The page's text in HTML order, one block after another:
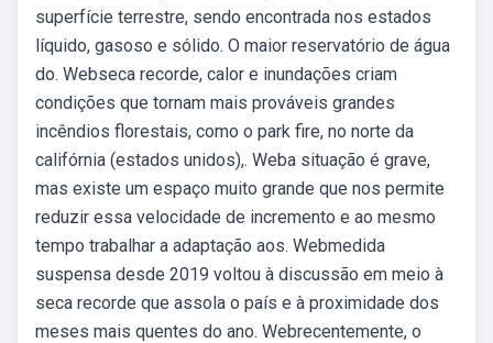
superfície terrestre, sendo encontrada nos estados
líquido, gasoso e sólido. O maior reservatório de água
do. Webseca recorde, calor e inundações criam
condições que tornam mais prováveis grandes
incêndios florestais, como o park fire, no norte da
califórnia (estados unidos),. Weba situação é grave,
mas existe um espaço muito grande que nos permite
reduzir essa velocidade de incremento e ao mesmo
tempo trabalhar a adaptação aos. Webmedida
suspensa desde 2019 voltou à discussão em meio à
seca recorde que assola o país e à proximidade dos
meses mais quentes do ano. Webrecentemente, o